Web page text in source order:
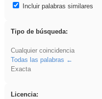
Incluir palabras similares
Tipo de búsqueda:
Cualquier coincidencia
Todas las palabras
Exacta
Licencia: